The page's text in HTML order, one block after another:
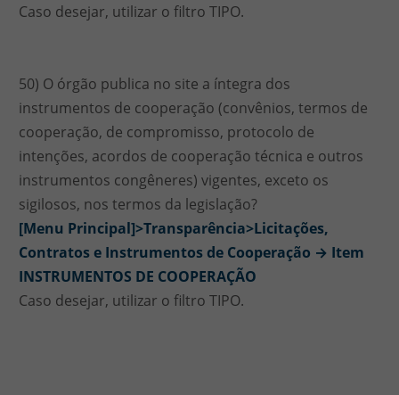
Caso desejar, utilizar o filtro TIPO.
50) O órgão publica no site a íntegra dos
instrumentos de cooperação (convênios, termos de
cooperação, de compromisso, protocolo de
intenções, acordos de cooperação técnica e outros
instrumentos congêneres) vigentes, exceto os
sigilosos, nos termos da legislação?
[Menu Principal]>Transparência>Licitações,
Contratos e Instrumentos de Cooperação → Item
INSTRUMENTOS DE COOPERAÇÃO
Caso desejar, utilizar o filtro TIPO.